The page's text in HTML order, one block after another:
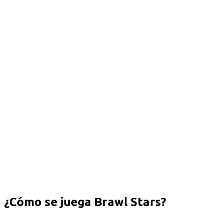
¿Cómo se juega Brawl Stars?